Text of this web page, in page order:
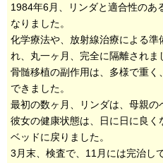
1984年6月、リンダと適合性のあ
なりました。
化学療法や、放射線治療による準
れ、丸一ヶ月、完全に隔離されま
骨髄移植の副作用は、多様で重
できました。
最初の数ヶ月、リンダは、母親の
彼女の健康状態は、日に日に良
ベッドに戻りました。
3月末、検査で、11月には完治し